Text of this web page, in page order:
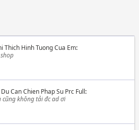
Thich Hinh Tuong Cua Em:
Can Chien Phap Su Prc Full:
không tải đc ad ơi